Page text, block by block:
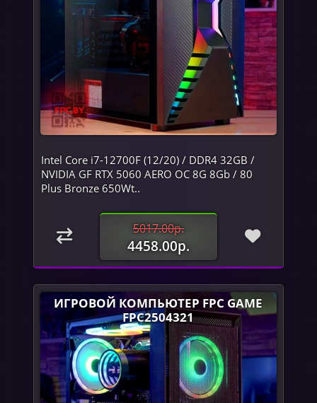
Intel Core i7-12700F (12/20) / DDR4 32GB /
NVIDIA GF RTX 5060 AERO OC 8G 8Gb / 80
Plus Bronze 650Wt..
5017.00р.
4458.00р.
ИГРОВОЙ КОМПЬЮТЕР FPC GAME
FPC2504321